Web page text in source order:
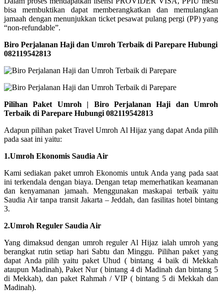
bisa membuktikan dapat memberangkatkan dan memulangkan
jamaah dengan menunjukkan ticket pesawat pulang pergi (PP) yang
“non-refundable”.
Biro Perjalanan Haji dan Umroh Terbaik di Parepare Hubungi
082119542813
Pilihan Paket Umroh | Biro Perjalanan Haji dan Umroh
Terbaik di Parepare Hubungi 082119542813
Adapun pilihan paket Travel Umroh Al Hijaz yang dapat Anda pilih
pada saat ini yaitu:
1.Umroh Ekonomis Saudia Air
Kami sediakan paket umroh Ekonomis untuk Anda yang pada saat
ini terkendala dengan biaya. Dengan tetap memerhatikan keamanan
dan kenyamanan jamaah. Menggunakan maskapai terbaik yaitu
Saudia Air tanpa transit Jakarta – Jeddah, dan fasilitas hotel bintang
3.
2.Umroh Reguler Saudia Air
Yang dimaksud dengan umroh reguler Al Hijaz ialah umroh yang
berangkat rutin setiap hari Sabtu dan Minggu. Pilihan paket yang
dapat Anda pilih yaitu paket Uhud ( bintang 4 baik di Mekkah
ataupun Madinah), Paket Nur ( bintang 4 di Madinah dan bintang 5
di Mekkah), dan paket Rahmah / VIP ( bintang 5 di Mekkah dan
Madinah).